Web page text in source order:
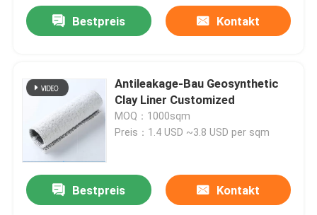
Haus
Videos
Über uns
Fabrik-Ausflug
Bestpreis Kontakt
Antileakage-Bau Geosynthetic
Clay Liner Customized
MOQ：1000sqm
Preis：1.4 USD ~3.8 USD per sqm
Bestpreis Kontakt